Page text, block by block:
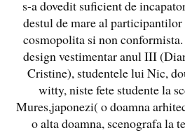
s-a dovedit suficient de
destul de mare al
cosmopolita si non
design vestimentar anul III
Cristine), studentele lui Nic,
witty, niste fete studente la
Mures,japonezi( o doamna
o alta doamna, scenografa la